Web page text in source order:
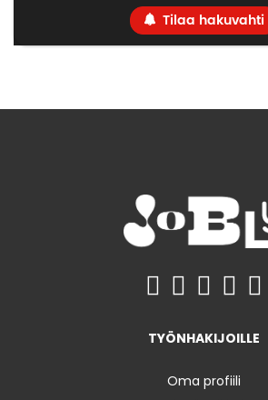
Tilaa hakuvahti
TYÖNHAKIJOILLE
Oma profiili